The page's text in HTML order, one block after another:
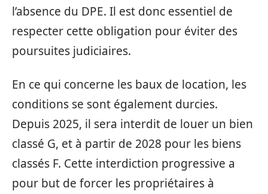
l’absence du DPE. Il est donc essentiel de
respecter cette obligation pour éviter des
poursuites judiciaires.
En ce qui concerne les baux de location, les
conditions se sont également durcies.
Depuis 2025, il sera interdit de louer un bien
classé G, et à partir de 2028 pour les biens
classés F. Cette interdiction progressive a
pour but de forcer les propriétaires à